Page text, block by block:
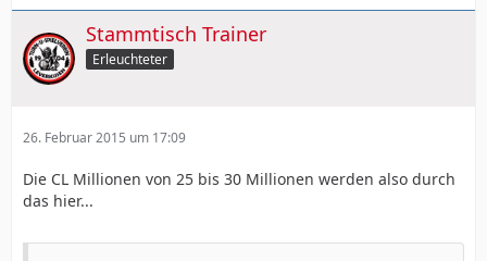
Stammtisch Trainer
Erleuchteter
26. Februar 2015 um 17:09
Die CL Millionen von 25 bis 30 Millionen werden also durch
das hier...